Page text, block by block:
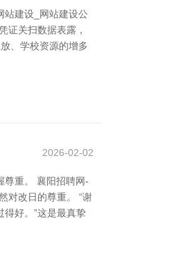
站建设_网站建设公
证关扫数据表露，
、学校资源的增多
2026-02-02
尊重。 襄阳招聘网-
对改日的尊重。 “谢
好。”这是最真挚